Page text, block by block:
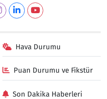
Hava Durumu
Puan Durumu ve Fikstür
Son Dakika Haberleri